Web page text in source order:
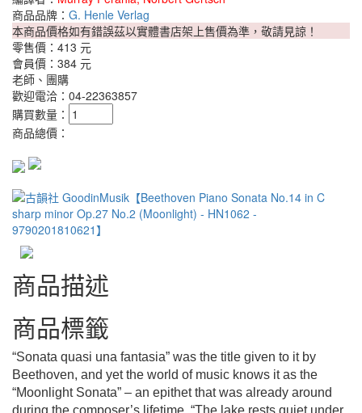
商品品牌： G. Henle Verlag
本商品價格如有錯誤茲以實體書店架上售價為準，敬請見諒！
零售價： 413 元
會員價： 384 元
老師、團購
歡迎電洽：04-22363857
購買數量：
商品總價：
商品描述
商品標籤
“Sonata quasi una fantasia” was the title given to it by
Beethoven, and yet the world of music knows it as the
“Moonlight Sonata” – an epithet that was already around
during the composer’s lifetime. “The lake rests quiet under